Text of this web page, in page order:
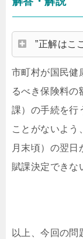
”正解はこ
市町村が国民健
るべき保険料の
課）の手続を行
ことがないよう
月末頃）の翌日
賦課決定できな
以上、今回の問